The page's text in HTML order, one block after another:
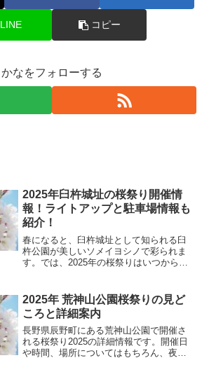
LINE コピー
かなをフォローする
2025年臼杵城址の桜祭り開催情
報！ライトアップと駐車場情報も
紹介！
春になると、臼杵城址として知られる臼
杵公園が美しいソメイヨシノで彩られま
す。では、2025年の桜祭りはいつからい
一挙にお伝えします。2025年臼杵城址桜
祭りの見どころ春...
2025年 荒神山公園桜祭りの見ど
ころと詳細案内
長野県辰野町にある荒神山公園で開催さ
れる桜祭り2025の詳細情報です。開催日
や時間、場所についてはもちろん、夜桜